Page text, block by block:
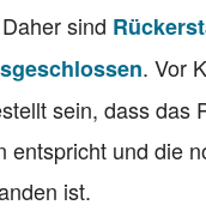
sind
. Vor
sein, dass das
entspricht und die
ist.